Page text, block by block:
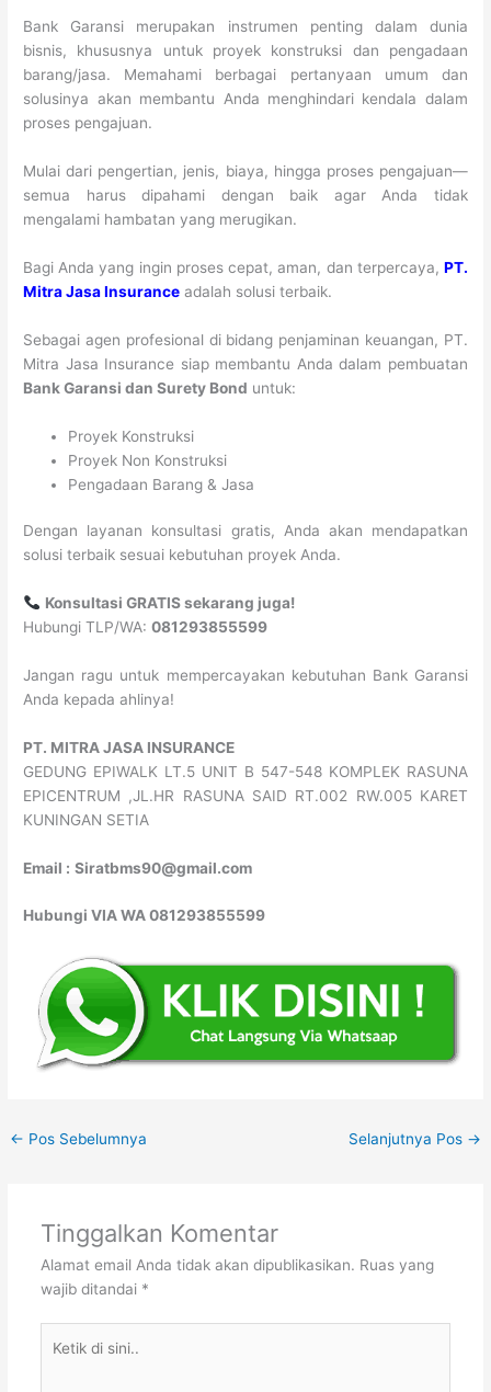
Bank Garansi merupakan instrumen penting dalam dunia
bisnis, khususnya untuk proyek konstruksi dan pengadaan
barang/jasa. Memahami berbagai pertanyaan umum dan
solusinya akan membantu Anda menghindari kendala dalam
proses pengajuan.
Mulai dari pengertian, jenis, biaya, hingga proses pengajuan—
semua harus dipahami dengan baik agar Anda tidak
mengalami hambatan yang merugikan.
Bagi Anda yang ingin proses cepat, aman, dan terpercaya, PT.
Mitra Jasa Insurance adalah solusi terbaik.
Sebagai agen profesional di bidang penjaminan keuangan, PT.
Mitra Jasa Insurance siap membantu Anda dalam pembuatan
Bank Garansi dan Surety Bond untuk:
Proyek Konstruksi
Proyek Non Konstruksi
Pengadaan Barang & Jasa
Dengan layanan konsultasi gratis, Anda akan mendapatkan
solusi terbaik sesuai kebutuhan proyek Anda.
Konsultasi GRATIS sekarang juga!
Hubungi TLP/WA:081293855599
Jangan ragu untuk mempercayakan kebutuhan Bank Garansi
Anda kepada ahlinya!
PT. MITRA JASA INSURANCE
GEDUNG EPIWALK LT.5 UNIT B 547-548 KOMPLEK RASUNA
EPICENTRUM ,JL.HR RASUNA SAID RT.002 RW.005 KARET
KUNINGAN SETIA
Email : Siratbms90@gmail.com
Hubungi VIA WA 081293855599
← Pos Sebelumnya Selanjutnya Pos →
Tinggalkan Komentar
Alamat email Anda tidak akan dipublikasikan. Ruas yang
wajib ditandai *